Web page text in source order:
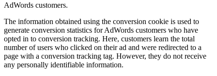
AdWords customers.
The information obtained using the conversion cookie is used to
generate conversion statistics for AdWords customers who have
opted in to conversion tracking. Here, customers learn the total
number of users who clicked on their ad and were redirected to a
page with a conversion tracking tag. However, they do not receive
any personally identifiable information.